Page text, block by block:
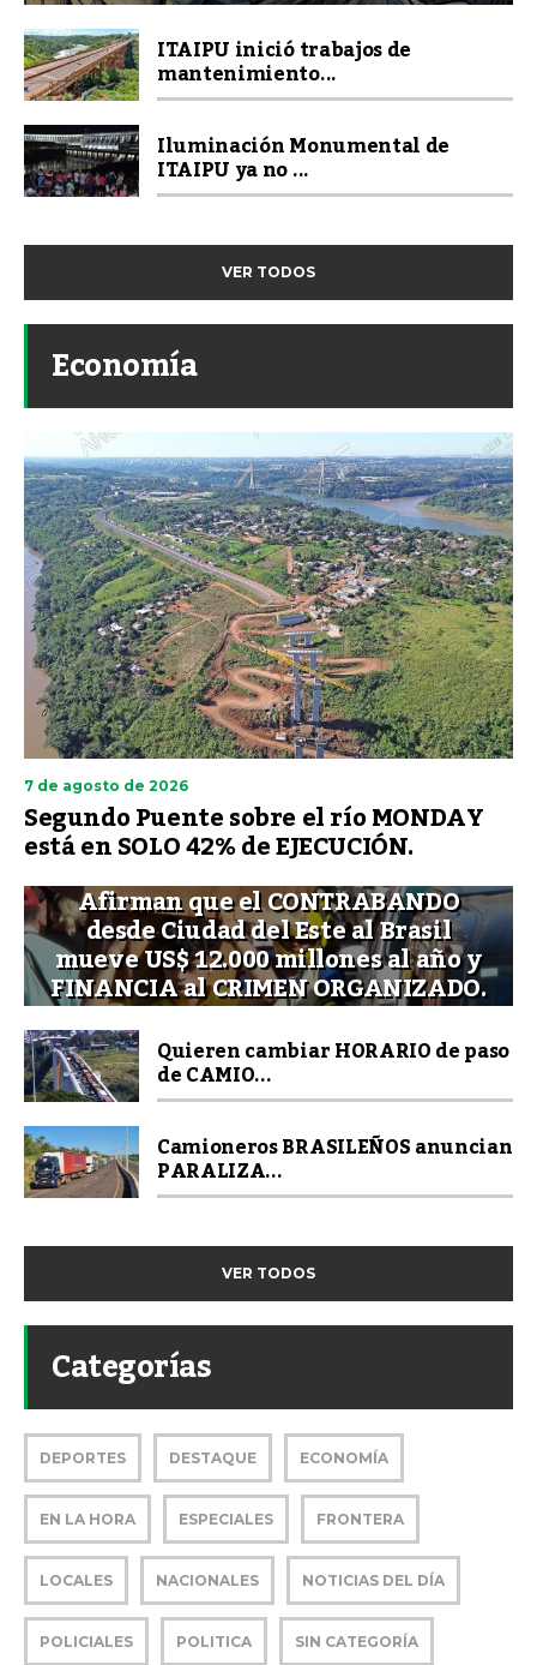
ITAIPU inició trabajos de
mantenimiento...
Iluminación Monumental de
ITAIPU ya no ...
VER TODOS
Economía
7 de agosto de 2026
Segundo Puente sobre el río MONDAY
está en SOLO 42% de EJECUCIÓN.
Afirman que el CONTRABANDO
desde Ciudad del Este al Brasil
mueve US$ 12.000 millones al año y
FINANCIA al CRIMEN ORGANIZADO.
Quieren cambiar HORARIO de paso
de CAMIO...
Camioneros BRASILEÑOS anuncian
PARALIZA...
VER TODOS
Categorías
DEPORTES DESTAQUE ECONOMÍA
EN LA HORA ESPECIALES FRONTERA
LOCALES NACIONALES NOTICIAS DEL DÍA
POLICIALES POLITICA SIN CATEGORÍA